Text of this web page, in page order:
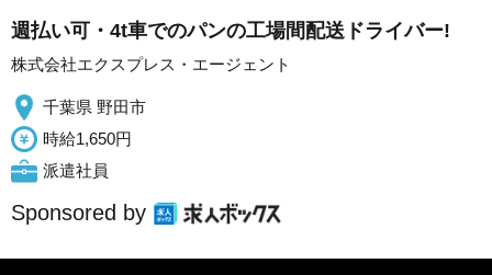
週払い可・4t車でのパンの工場間配送ドライバー!
株式会社エクスプレス・エージェント
千葉県 野田市
時給1,650円
派遣社員
Sponsored by